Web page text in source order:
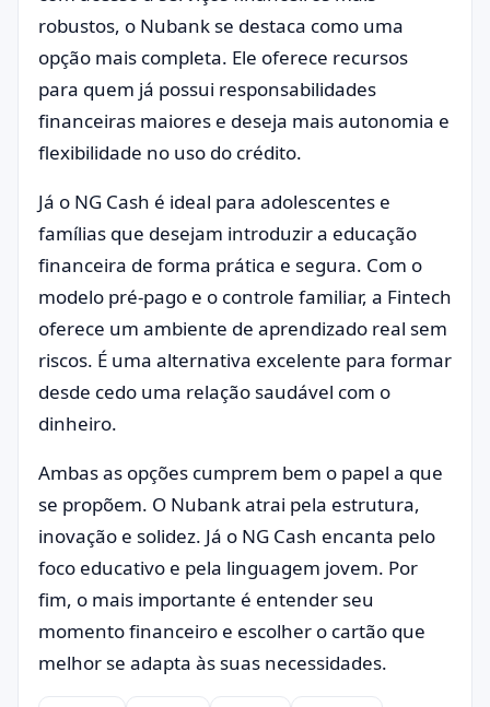
robustos, o Nubank se destaca como uma
opção mais completa. Ele oferece recursos
para quem já possui responsabilidades
financeiras maiores e deseja mais autonomia e
flexibilidade no uso do crédito.
Já o NG Cash é ideal para adolescentes e
famílias que desejam introduzir a educação
financeira de forma prática e segura. Com o
modelo pré-pago e o controle familiar, a Fintech
oferece um ambiente de aprendizado real sem
riscos. É uma alternativa excelente para formar
desde cedo uma relação saudável com o
dinheiro.
Ambas as opções cumprem bem o papel a que
se propõem. O Nubank atrai pela estrutura,
inovação e solidez. Já o NG Cash encanta pelo
foco educativo e pela linguagem jovem. Por
fim, o mais importante é entender seu
momento financeiro e escolher o cartão que
melhor se adapta às suas necessidades.